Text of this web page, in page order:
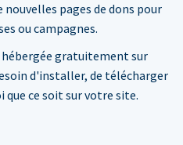
pages de dons pour
ou campagnes.
hébergée gratuitement sur
d'installer, de télécharger
que ce soit sur votre site.